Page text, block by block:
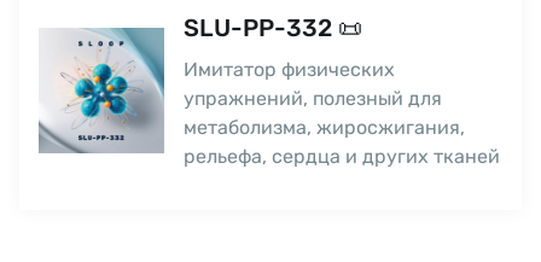
SLU-PP-332 📜
Имитатор физических
упражнений, полезный для
метаболизма, жиросжигания,
рельефа, сердца и других тканей